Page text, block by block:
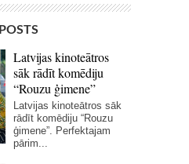
Latvijas kinoteātros
sāk rādīt komēdiju
“Rouzu ģimene”
Latvijas kinoteātros sāk
rādīt komēdiju “Rouzu
ģimene”. Perfektajam
pārim...